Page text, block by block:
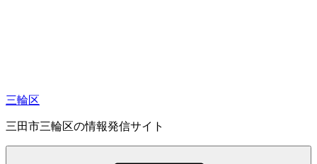
三輪区
三田市三輪区の情報発信サイト